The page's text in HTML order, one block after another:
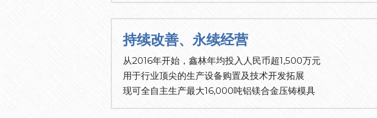
持续改善、永续经营
从2016年开始，鑫林年均投入人民币超1,500万元
用于行业顶尖的生产设备购置及技术开发拓展
现可全自主生产最大16,000吨铝镁合金压铸模具